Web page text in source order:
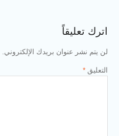
اترك تعليقاً
لن يتم نشر عنوان بريدك الإلكتروني.
التعليق *